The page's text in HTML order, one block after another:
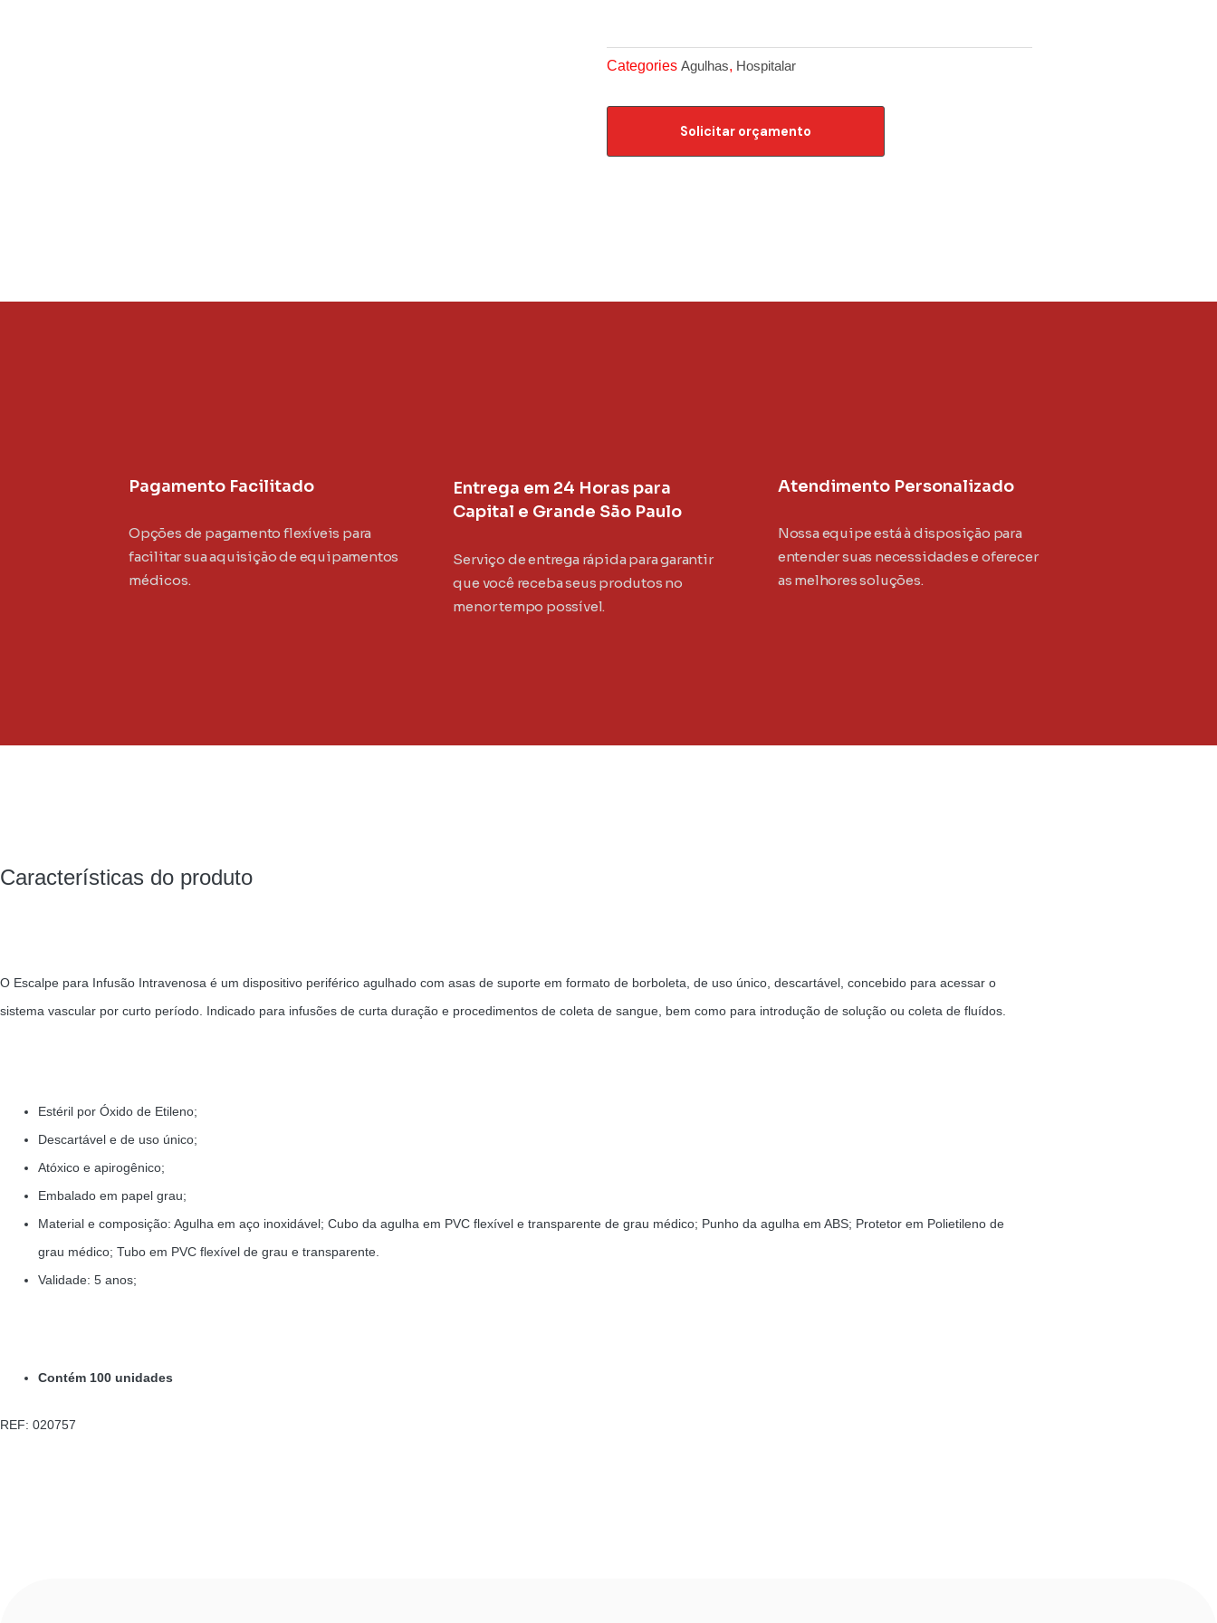
Categories Agulhas Hospitalar
Solicitar orçamento
Pagamento Facilitado
Opções de pagamento flexíveis para
facilitar sua aquisição de equipamentos
médicos.
Entrega em 24 Horas para
Capital e Grande São Paulo
Serviço de entrega rápida para garantir
que você receba seus produtos no
menor tempo possível.
Atendimento Personalizado
Nossa equipe está à disposição para
entender suas necessidades e oferecer
as melhores soluções.
Características do produto
O Escalpe para Infusão Intravenosa é um dispositivo periférico agulhado com asas de suporte em formato de borboleta, de uso único, descartável, concebido para acessar o
sistema vascular por curto período. Indicado para infusões de curta duração e procedimentos de coleta de sangue, bem como para introdução de solução ou coleta de fluídos.
Estéril por Óxido de Etileno;
Descartável e de uso único;
Atóxico e apirogênico;
Embalado em papel grau;
Material e composição: Agulha em aço inoxidável; Cubo da agulha em PVC flexível e transparente de grau médico; Punho da agulha em ABS; Protetor em Polietileno de
grau médico; Tubo em PVC flexível de grau e transparente.
Validade: 5 anos;
Contém 100 unidades
REF: 020757